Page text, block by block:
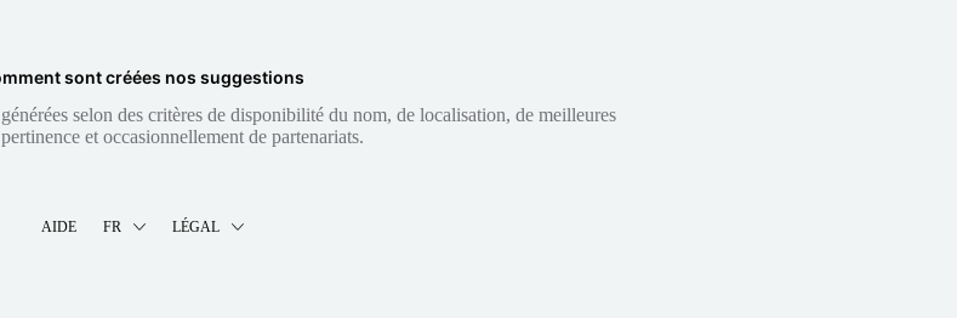
sont créées nos suggestions
selon des critères de disponibilité du nom, de localisation, de meilleures
et occasionnellement de partenariats.
AIDE FR LÉGAL